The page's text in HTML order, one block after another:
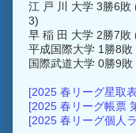
江 戸 川 大学 3勝6
3)
早 稲 田 大学 2勝7
平成国際大学 1勝8
国際武道大学 0勝9
[2025 春リーグ星取
[2025 春リーグ帳票
[2025 春リーグ個人